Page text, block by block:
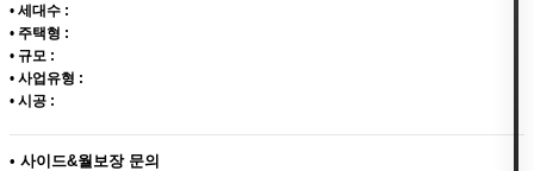
• 세대수 :
• 주택형 :
• 규모 :
• 사업유형 :
• 시공 :
• 사이드&월보장 문의